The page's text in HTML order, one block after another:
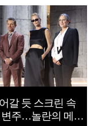
갈 듯 스크린 속
주…놀란의 메시